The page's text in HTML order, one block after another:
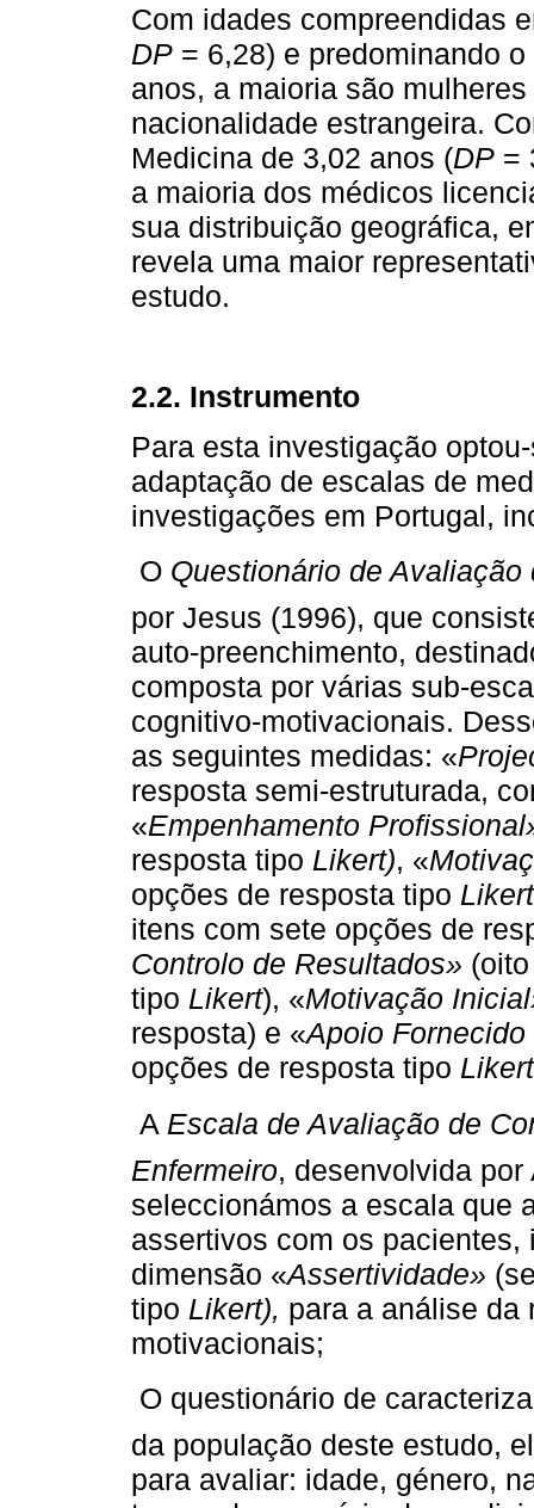
Com idades compreendidas
DP = 6,28) e predominando
anos, a maioria são
nacionalidade estrangeira.
Medicina de 3,02 anos (DP =
a maioria dos médicos
sua distribuição geográfica,
revela uma maior
estudo.
2.2. Instrumento
Para esta investigação
adaptação de escalas de
investigações em Portugal,
 O Questionário de
por Jesus (1996), que
auto-preenchimento,
composta por várias sub-
cognitivo-motivacionais.
as seguintes medidas: «
resposta semi-estruturada,
«Empenhamento
resposta tipo Likert), «
opções de resposta tipo Likert
itens com sete opções de
Controlo de Resultados»
tipo Likert), «Motivação
resposta) e «Apoio
opções de resposta tipo Likert
 A Escala de Avaliação de
Enfermeiro, desenvolvida
seleccionámos a escala que
assertivos com os
dimensão «Assertividade»
tipo Likert), para a análise da
motivacionais;
 O questionário de
da população deste estudo,
para avaliar: idade, género,